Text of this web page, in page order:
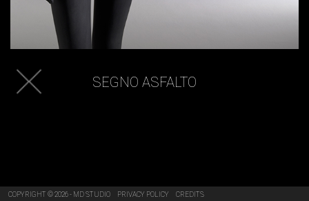
SEGNO ASFALTO
COPYRIGHT © 2026 - MD STUDIO PRIVACY POLICY CREDITS